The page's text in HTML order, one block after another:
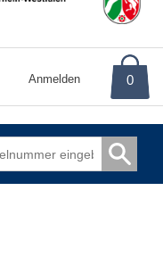
Anmelden 0